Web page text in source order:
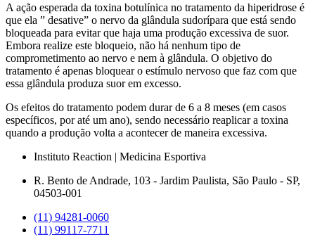
A ação esperada da toxina botulínica no tratamento da hiperidrose é
que ela ” desative” o nervo da glândula sudorípara que está sendo
bloqueada para evitar que haja uma produção excessiva de suor.
Embora realize este bloqueio, não há nenhum tipo de
comprometimento ao nervo e nem à glândula. O objetivo do
tratamento é apenas bloquear o estímulo nervoso que faz com que
essa glândula produza suor em excesso.
Os efeitos do tratamento podem durar de 6 a 8 meses (em casos
específicos, por até um ano), sendo necessário reaplicar a toxina
quando a produção volta a acontecer de maneira excessiva.
Instituto Reaction | Medicina Esportiva
R. Bento de Andrade, 103 - Jardim Paulista, São Paulo - SP,
04503-001
(11)‪ 94281‑0060‬
(11) ‪99117‑7711‬